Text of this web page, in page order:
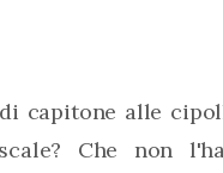
capitone alle
Che non